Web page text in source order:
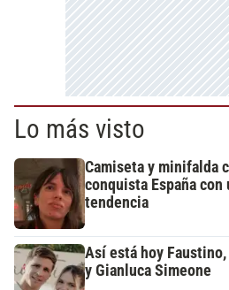
Lo más visto
Camiseta y minifalda
conquista España
tendencia
Así está hoy
y Gianluca Simeone